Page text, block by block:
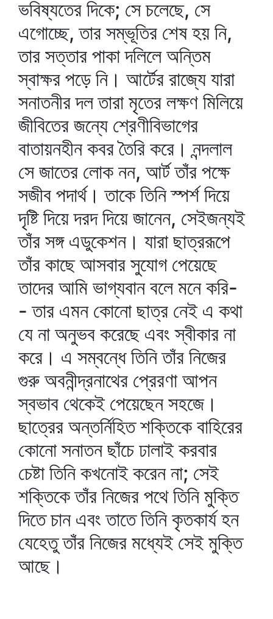
ভবিষ্যতের দিকে; সে চলেছে, সে
এগোচ্ছে, তার সম্ভূতির শেষ হয় নি,
তার সত্তার পাকা দলিলে অন্তিম
স্বাক্ষর পড়ে নি। আর্টের রাজ্যে যারা
সনাতনীর দল তারা মৃতের লক্ষণ মিলিয়ে
জীবিতের জন্যে শ্রেণীবিভাগের
বাতায়নহীন কবর তৈরি করে। নন্দলাল
সে জাতের লোক নন, আর্ট তাঁর পক্ষে
সজীব পদার্থ। তাকে তিনি স্পর্শ দিয়ে
দৃষ্টি দিয়ে দরদ দিয়ে জানেন, সেইজন্যই
তাঁর সঙ্গ এডুকেশন। যারা ছাত্ররূপে
তাঁর কাছে আসবার সুযোগ পেয়েছে
তাদের আমি ভাগ্যবান বলে মনে করি-
- তার এমন কোনো ছাত্র নেই এ কথা
যে না অনুভব করেছে এবং স্বীকার না
করে। এ সম্বন্ধে তিনি তাঁর নিজের
গুরু অবনীন্দ্রনাথের প্রেরণা আপন
স্বভাব থেকেই পেয়েছেন সহজে।
ছাত্রের অন্তর্নিহিত শক্তিকে বাহিরের
কোনো সনাতন ছাঁচে ঢালাই করবার
চেষ্টা তিনি কখনোই করেন না; সেই
শক্তিকে তাঁর নিজের পথে তিনি মুক্তি
দিতে চান এবং তাতে তিনি কৃতকার্য হন
যেহেতু তাঁর নিজের মধ্যেই সেই মুক্তি
আছে।